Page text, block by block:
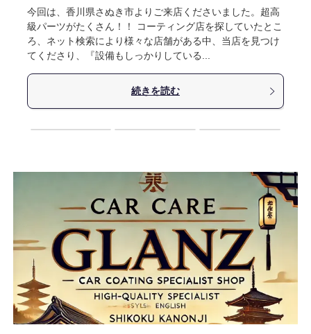
今回は、香川県さぬき市よりご来店くださいました。超高
級パーツがたくさん！！ コーティング店を探していたとこ
ろ、ネット検索により様々な店舗がある中、当店を見つけ
てくださり、『設備もしっかりしている...
続きを読む